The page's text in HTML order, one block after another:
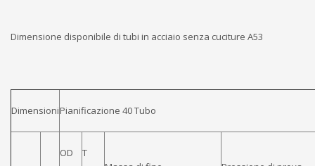
Dimensione disponibile di tubi in acciaio senza cuciture A53
DimensioniPianificazione 40 Tubo
OD
T